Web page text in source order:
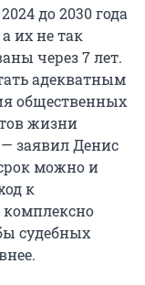
до 2030 года
их не так
через 7 лет.
адекватным
общественных
жизни
заявил Денис
можно и
к
судебных